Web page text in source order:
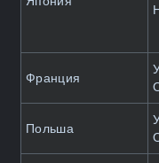
Франция
Польша